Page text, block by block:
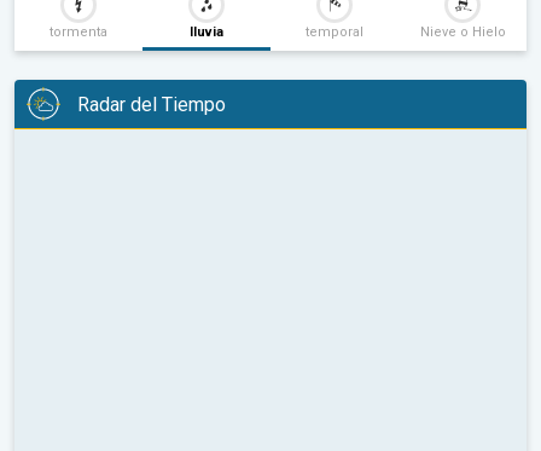
tormenta lluvia temporal Nieve o Hielo
Radar del Tiempo